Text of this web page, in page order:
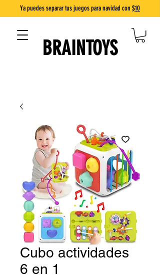
Ya puedes separar tus juegos para navidad con $10
BRAINTOYS
Cubo actividades
6 en 1